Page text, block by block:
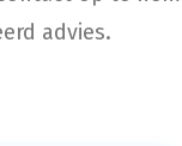
advies.